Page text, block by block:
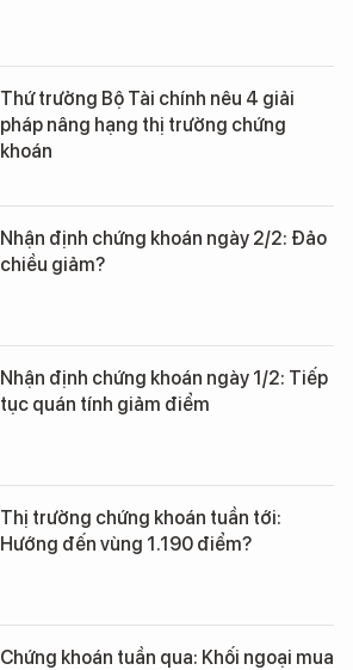
Thứ trưởng Bộ Tài chính nêu 4 giải
pháp nâng hạng thị trường chứng
khoán
Nhận định chứng khoán ngày 2/2: Đảo
chiều giảm?
Nhận định chứng khoán ngày 1/2: Tiếp
tục quán tính giảm điểm
Thị trường chứng khoán tuần tới:
Hướng đến vùng 1.190 điểm?
Chứng khoán tuần qua: Khối ngoại mua